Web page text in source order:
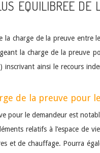
ÉQUILIBRÉE DE
la charge de la preuve
la charge de la preuve
inscrivant ainsi le recours
de la preuve pour
pour le demandeur est
relatifs à l’espace de
et de chauffage. Pourra